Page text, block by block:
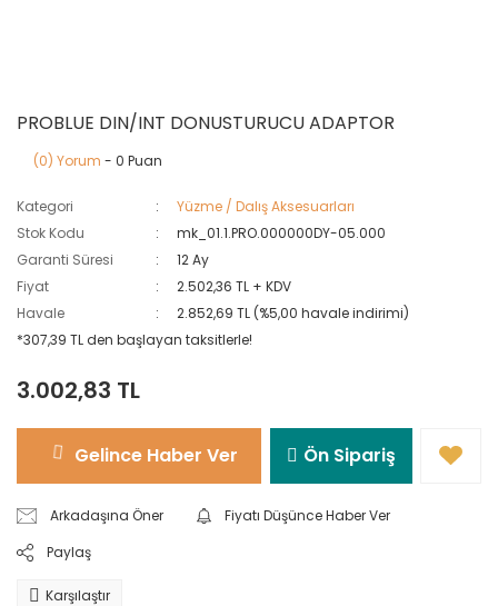
PROBLUE DIN/INT DONUSTURUCU ADAPTOR
(0) Yorum - 0 Puan
Kategori
Yüzme / Dalış Aksesuarları
Stok Kodu
mk_01.1.PRO.000000DY-05.000
Garanti Süresi
12 Ay
Fiyat
2.502,36 TL + KDV
Havale
2.852,69 TL (%5,00 havale indirimi)
*307,39 TL den başlayan taksitlerle!
3.002,83 TL
Gelince Haber Ver Ön Sipariş
Arkadaşına Öner
Fiyatı Düşünce Haber Ver
Paylaş
Karşılaştır